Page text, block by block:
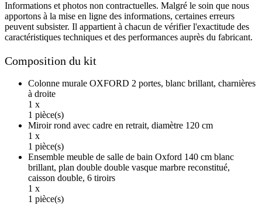
Informations et photos non contractuelles. Malgré le soin que nous
apportons à la mise en ligne des informations, certaines erreurs
peuvent subsister. Il appartient à chacun de vérifier l'exactitude des
caractéristiques techniques et des performances auprès du fabricant.
Composition du kit
Colonne murale OXFORD 2 portes, blanc brillant, charnières
à droite
1 x
1 pièce(s)
Miroir rond avec cadre en retrait, diamètre 120 cm
1 x
1 pièce(s)
Ensemble meuble de salle de bain Oxford 140 cm blanc
brillant, plan double double vasque marbre reconstitué,
caisson double, 6 tiroirs
1 x
1 pièce(s)